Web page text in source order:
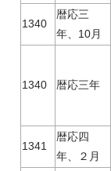
1340
暦応三
年、10月
1340 暦応三年
1341
暦応四
年、２月